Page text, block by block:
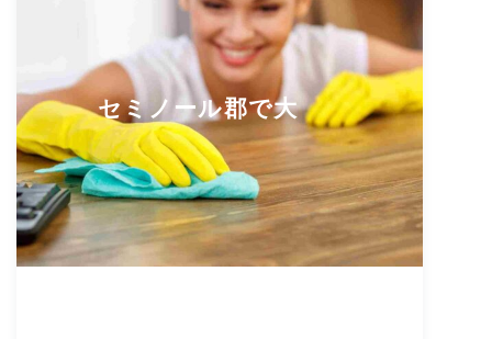
セミノール郡で大